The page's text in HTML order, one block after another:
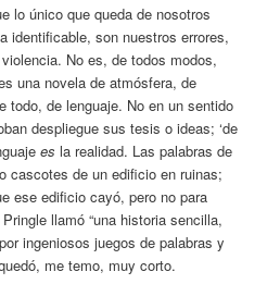
lo único que queda de nosotros
identificable, son nuestros errores,
No es, de todos modos,
una novela de atmósfera, de
todo, de lenguaje. No en un sentido
despliegue sus tesis o ideas; ‘de
es la realidad. Las palabras de
cascotes de un edificio en ruinas;
ese edificio cayó, pero no para
llamó “una historia sencilla,
ingeniosos juegos de palabras y
me temo, muy corto.